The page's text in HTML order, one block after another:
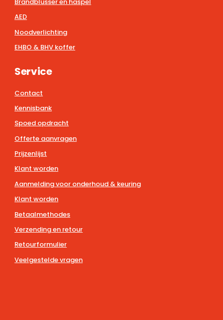
AED
Noodverlichting
EHBO & BHV koffer
Service
Contact
Kennisbank
Spoed opdracht
Offerte aanvragen
Prijzenlijst
Klant worden
Aanmelding voor onderhoud & keuring
Klant worden
Betaalmethodes
Verzending en retour
Retourformulier
Veelgestelde vragen